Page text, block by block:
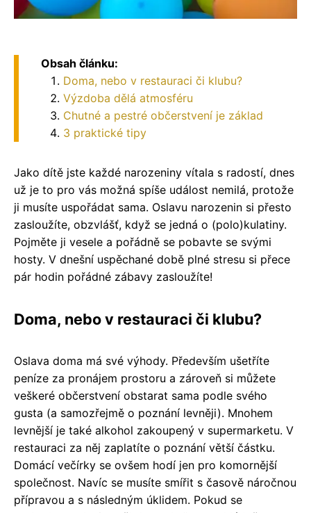
Obsah článku:
Doma, nebo v restauraci či klubu?
Výzdoba dělá atmosféru
Chutné a pestré občerstvení je základ
3 praktické tipy
Jako dítě jste každé narozeniny vítala s radostí, dnes
už je to pro vás možná spíše událost nemilá, protože
ji musíte uspořádat sama. Oslavu narozenin si přesto
zasloužíte, obzvlášť, když se jedná o (polo)kulatiny.
Pojměte ji vesele a pořádně se pobavte se svými
hosty. V dnešní uspěchané době plné stresu si přece
pár hodin pořádné zábavy zasloužíte!
Doma, nebo v restauraci či klubu?
Oslava doma má své výhody. Především ušetříte
peníze za pronájem prostoru a zároveň si můžete
veškeré občerstvení obstarat sama podle svého
gusta (a samozřejmě o poznání levněji). Mnohem
levnější je také alkohol zakoupený v supermarketu. V
restauraci za něj zaplatíte o poznání větší částku.
Domácí večírky se ovšem hodí jen pro komornější
společnost. Navíc se musíte smířit s časově náročnou
přípravou a s následným úklidem. Pokud se